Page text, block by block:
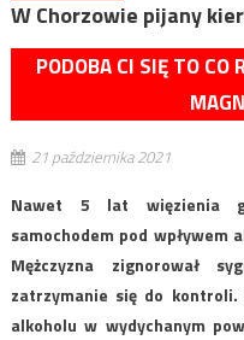
W Chorzowie pijany
PODOBA CI SIĘ TO CO
21 października 2021
Nawet 5 lat więzienia
samochodem pod wpływem
Mężczyzna zignorował
zatrzymanie się do kontroli.
alkoholu w wydychanym